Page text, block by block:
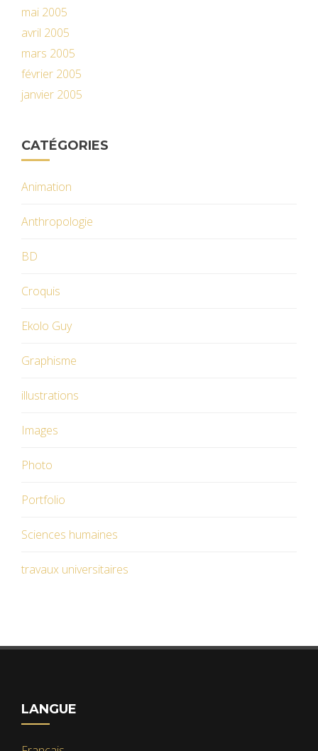
mai 2005
avril 2005
mars 2005
février 2005
janvier 2005
CATÉGORIES
Animation
Anthropologie
BD
Croquis
Ekolo Guy
Graphisme
illustrations
Images
Photo
Portfolio
Sciences humaines
travaux universitaires
LANGUE